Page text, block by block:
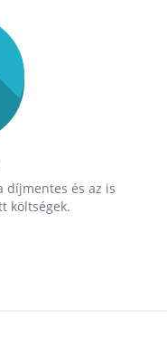
díjmentes és az is
költségek.